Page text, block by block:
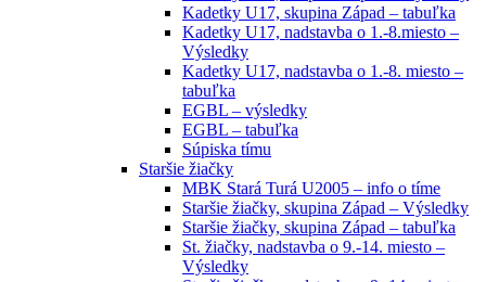
Kadetky U17, skupina Západ – tabuľka
Kadetky U17, nadstavba o 1.-8.miesto –
Výsledky
Kadetky U17, nadstavba o 1.-8. miesto –
tabuľka
EGBL – výsledky
EGBL – tabuľka
Súpiska tímu
Staršie žiačky
MBK Stará Turá U2005 – info o tíme
Staršie žiačky, skupina Západ – Výsledky
Staršie žiačky, skupina Západ – tabuľka
St. žiačky, nadstavba o 9.-14. miesto –
Výsledky